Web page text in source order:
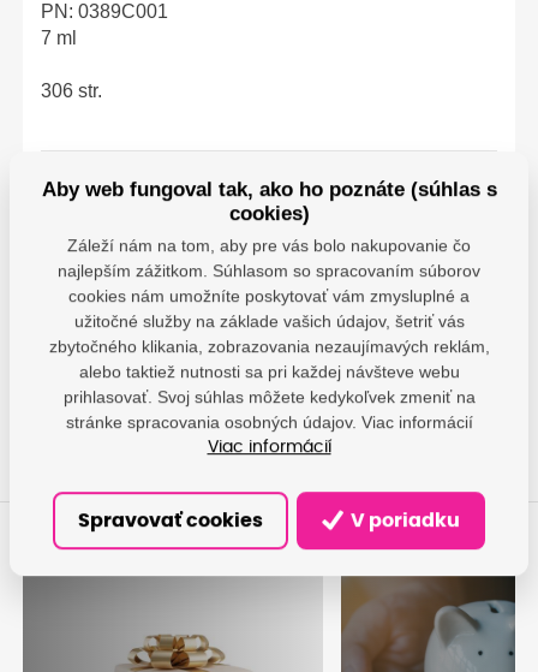
PN: 0389C001
7 ml
306 str.
Výrobca
Canon - Canon
Deutschland GMBH;
Europark Fichtenhain A
A10, 47807 Krefeld,
DE;
impressum@canon.de
Aby web fungoval tak, ako ho poznáte (súhlas s
cookies)
Záleží nám na tom, aby pre vás bolo nakupovanie čo
najlepším zážitkom. Súhlasom so spracovaním súborov
cookies nám umožníte poskytovať vám zmysluplné a
užitočné služby na základe vašich údajov, šetriť vás
zbytočného klikania, zobrazovania nezaujímavých reklám,
alebo taktiež nutnosti sa pri každej návšteve webu
prihlasovať. Svoj súhlas môžete kedykoľvek zmeniť na
stránke spracovania osobných údajov. Viac informácií
Viac informácií
Spravovať cookies V poriadku